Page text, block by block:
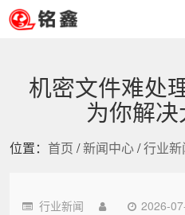
机密文件难处
为你解决
位置： 首页 /新闻中心/行业新
行业新闻 2026-